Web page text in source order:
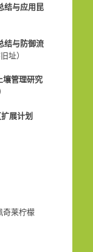
结与应用昆
结与防御流
址）
壤管理研究
展计划
奇莱柠檬